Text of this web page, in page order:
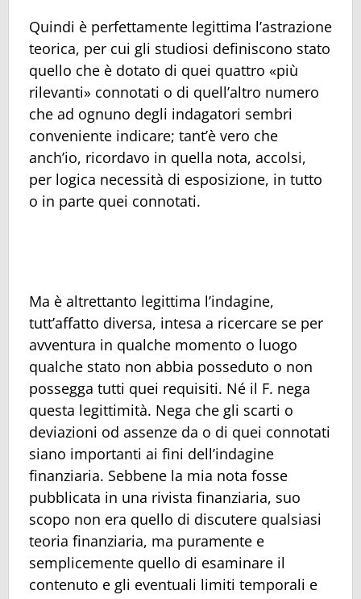
Quindi è perfettamente legittima l’astrazione
teorica, per cui gli studiosi definiscono stato
quello che è dotato di quei quattro «più
rilevanti» connotati o di quell’altro numero
che ad ognuno degli indagatori sembri
conveniente indicare; tant’è vero che
anch’io, ricordavo in quella nota, accolsi,
per logica necessità di esposizione, in tutto
o in parte quei connotati.
Ma è altrettanto legittima l’indagine,
tutt’affatto diversa, intesa a ricercare se per
avventura in qualche momento o luogo
qualche stato non abbia posseduto o non
possegga tutti quei requisiti. Né il F. nega
questa legittimità. Nega che gli scarti o
deviazioni od assenze da o di quei connotati
siano importanti ai fini dell’indagine
finanziaria. Sebbene la mia nota fosse
pubblicata in una rivista finanziaria, suo
scopo non era quello di discutere qualsiasi
teoria finanziaria, ma puramente e
semplicemente quello di esaminare il
contenuto e gli eventuali limiti temporali e